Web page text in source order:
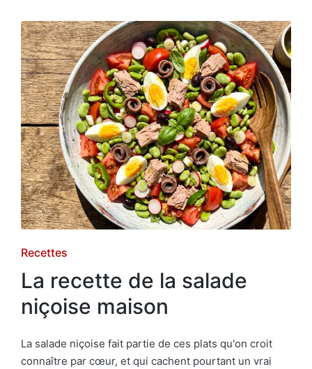
Posted
in
Recettes
La recette de la salade
niçoise maison
La salade niçoise fait partie de ces plats qu'on croit
connaître par cœur, et qui cachent pourtant un vrai